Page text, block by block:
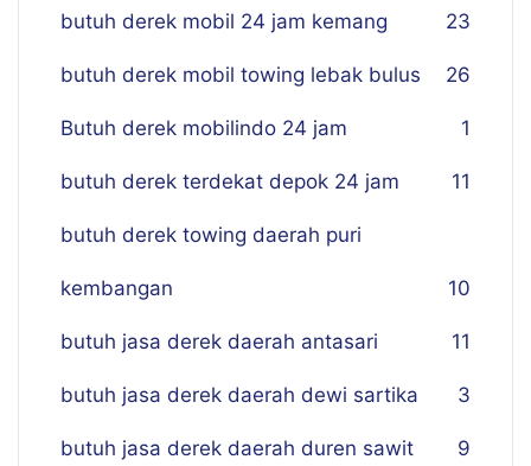
butuh derek mobil 24 jam kemang 23
butuh derek mobil towing lebak bulus 26
Butuh derek mobilindo 24 jam 1
butuh derek terdekat depok 24 jam 11
butuh derek towing daerah puri
kembangan 10
butuh jasa derek daerah antasari 11
butuh jasa derek daerah dewi sartika 3
butuh jasa derek daerah duren sawit 9